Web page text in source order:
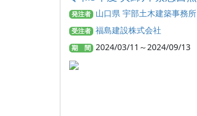
発注者 山口県 宇部土木建築事務所
受注者 福島建設株式会社
期 間 2024/03/11～2024/09/13